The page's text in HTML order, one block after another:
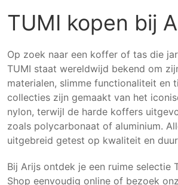
TUMI kopen bij
Op zoek naar een koffer of tas die
TUMI staat wereldwijd bekend om
materialen, slimme functionaliteit en
collecties zijn gemaakt van het
nylon, terwijl de harde koffers
zoals polycarbonaat of aluminium.
uitgebreid getest op kwaliteit en
Bij Arijs ontdek je een ruime selectie
Shop eenvoudig online of bezoek